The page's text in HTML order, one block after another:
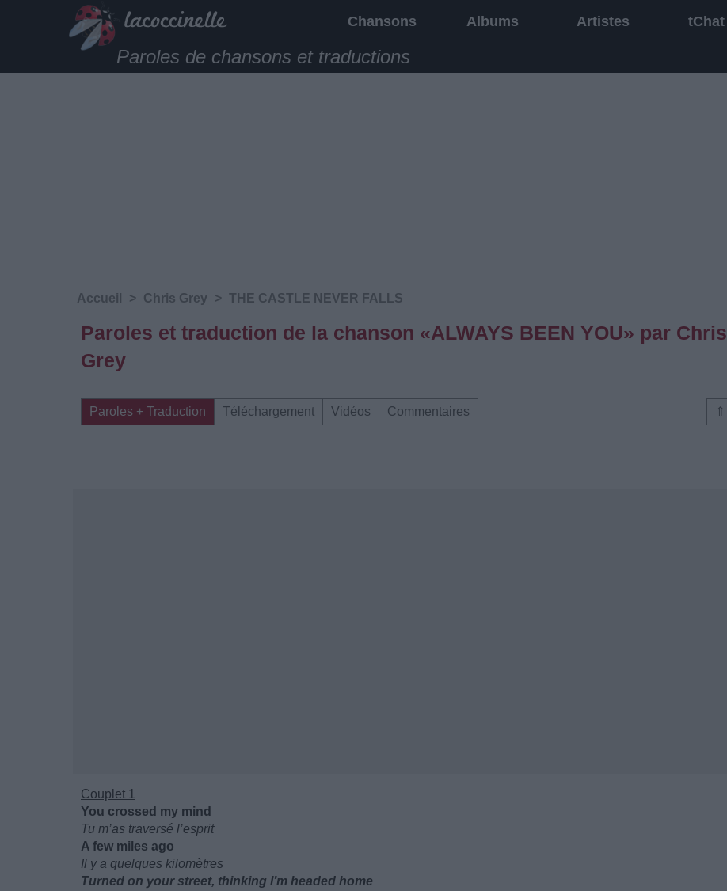
Chansons Albums Artistes tChat
Paroles de chansons et traductions
Accueil > Chris Grey > THE CASTLE NEVER FALLS
Paroles et traduction de la chanson «ALWAYS BEEN YOU» par Chris
Grey
⇑
Paroles + Traduction Téléchargement Vidéos Commentaires
Couplet 1
You crossed my mind
Tu m’as traversé l’esprit
A few miles ago
Il y a quelques kilomètres
Turned on your street, thinking I’m headed home